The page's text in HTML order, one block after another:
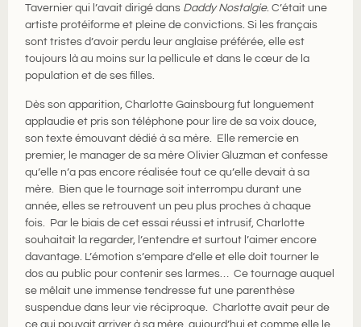
Tavernier qui l’avait dirigé dans Daddy Nostalgie. C’était une
artiste protéiforme et pleine de convictions. Si les français
sont tristes d’avoir perdu leur anglaise préférée, elle est
toujours là au moins sur la pellicule et dans le cœur de la
population et de ses filles.
Dès son apparition, Charlotte Gainsbourg fut longuement
applaudie et pris son téléphone pour lire de sa voix douce,
son texte émouvant dédié à sa mère. Elle remercie en
premier, le manager de sa mère Olivier Gluzman et confesse
qu’elle n’a pas encore réalisée tout ce qu’elle devait à sa
mère. Bien que le tournage soit interrompu durant une
année, elles se retrouvent un peu plus proches à chaque
fois. Par le biais de cet essai réussi et intrusif, Charlotte
souhaitait la regarder, l’entendre et surtout l’aimer encore
davantage. L’émotion s’empare d’elle et elle doit tourner le
dos au public pour contenir ses larmes… Ce tournage auquel
se mêlait une immense tendresse fut une parenthèse
suspendue dans leur vie réciproque. Charlotte avait peur de
ce qui pouvait arriver à sa mère, aujourd’hui et comme elle le